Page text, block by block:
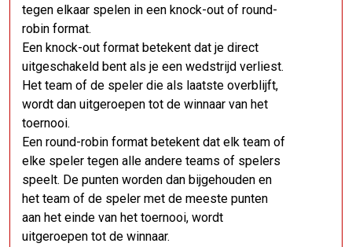
tegen elkaar spelen in een knock-out of round-
robin format.
Een knock-out format betekent dat je direct
uitgeschakeld bent als je een wedstrijd verliest.
Het team of de speler die als laatste overblijft,
wordt dan uitgeroepen tot de winnaar van het
toernooi.
Een round-robin format betekent dat elk team of
elke speler tegen alle andere teams of spelers
speelt. De punten worden dan bijgehouden en
het team of de speler met de meeste punten
aan het einde van het toernooi, wordt
uitgeroepen tot de winnaar.